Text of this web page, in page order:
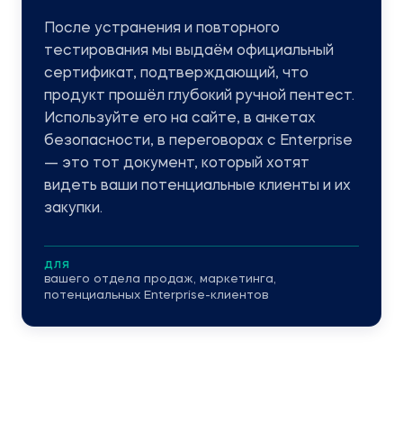
После устранения и повторного
тестирования мы выдаём официальный
сертификат, подтверждающий, что
продукт прошёл глубокий ручной пентест.
Используйте его на сайте, в анкетах
безопасности, в переговорах с Enterprise
— это тот документ, который хотят
видеть ваши потенциальные клиенты и их
закупки.
ДЛЯ
вашего отдела продаж, маркетинга,
потенциальных Enterprise-клиентов